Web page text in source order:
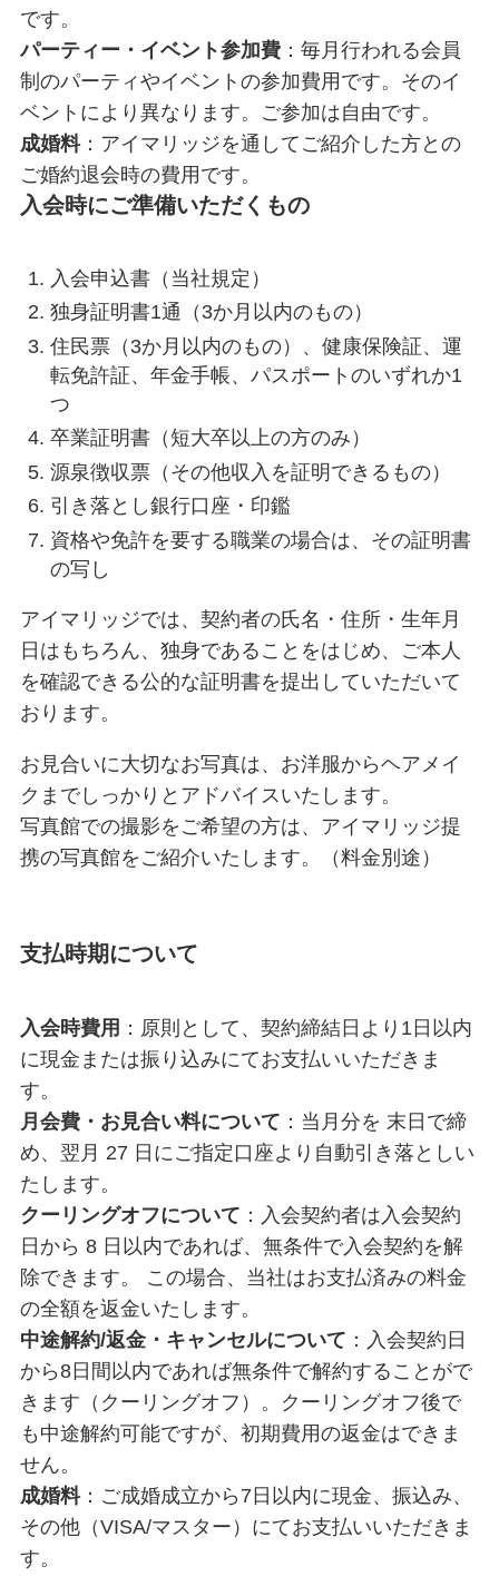
です。
パーティー・イベント参加費：毎月行われる会員
制のパーティやイベントの参加費用です。そのイ
ベントにより異なります。ご参加は自由です。
成婚料：アイマリッジを通してご紹介した方との
ご婚約退会時の費用です。
入会時にご準備いただくもの
入会申込書（当社規定）
独身証明書1通（3か月以内のもの）
住民票（3か月以内のもの）、健康保険証、運
転免許証、年金手帳、パスポートのいずれか1
つ
卒業証明書（短大卒以上の方のみ）
源泉徴収票（その他収入を証明できるもの）
引き落とし銀行口座・印鑑
資格や免許を要する職業の場合は、その証明書
の写し
アイマリッジでは、契約者の氏名・住所・生年月
日はもちろん、独身であることをはじめ、ご本人
を確認できる公的な証明書を提出していただいて
おります。
お見合いに大切なお写真は、お洋服からヘアメイ
クまでしっかりとアドバイスいたします。
写真館での撮影をご希望の方は、アイマリッジ提
携の写真館をご紹介いたします。（料金別途）
支払時期について
入会時費用 ：原則として、契約締結日より1日以内
に現金または振り込みにてお支払いいただきま
す。
月会費・お見合い料について ：当月分を 末日で締
め、翌月 27 日にご指定口座より自動引き落としい
たします。
クーリングオフについて ：入会契約者は入会契約
日から 8 日以内であれば、無条件で入会契約を解
除できます。 この場合、当社はお支払済みの料金
の全額を返金いたします。
中途解約/返金・キャンセルについて ：入会契約日
から8日間以内であれば無条件で解約することがで
きます（クーリングオフ）。クーリングオフ後で
も中途解約可能ですが、初期費用の返金はできま
せん。
成婚料：ご成婚成立から7日以内に現金、振込み、
その他（VISA/マスター）にてお支払いいただきま
す。